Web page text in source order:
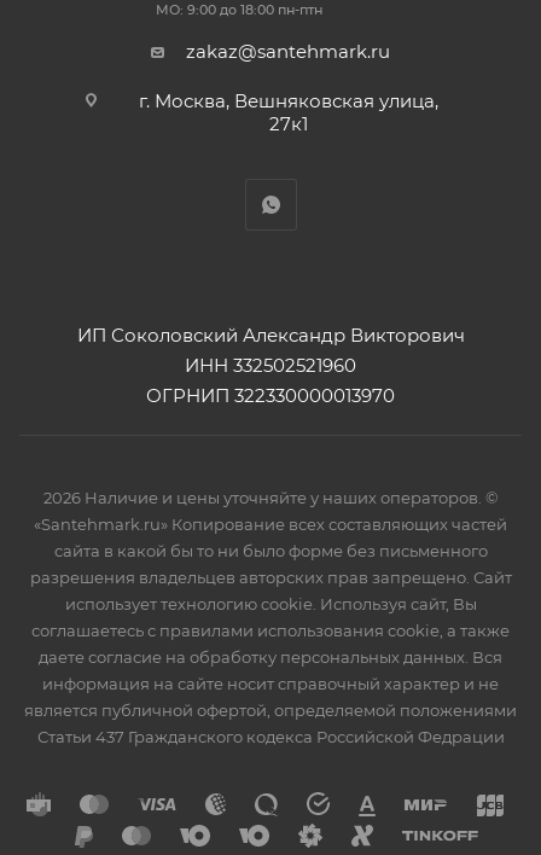
МО: 9:00 до 18:00 пн-птн
zakaz@santehmark.ru
г. Москва, Вешняковская улица,
27к1
ИП Соколовский Александр Викторович
ИНН 332502521960
ОГРНИП 322330000013970
2026 Наличие и цены уточняйте у наших операторов. ©
«Santehmark.ru» Копирование всех составляющих частей
сайта в какой бы то ни было форме без письменного
разрешения владельцев авторских прав запрещено. Сайт
использует технологию cookie. Используя сайт, Вы
соглашаетесь с правилами использования cookie, а также
даете согласие на обработку персональных данных. Вся
информация на сайте носит справочный характер и не
является публичной офертой, определяемой положениями
Статьи 437 Гражданского кодекса Российской Федрации